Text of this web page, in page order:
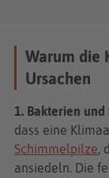
Warum die
Ursachen
1. Bakterien und
dass eine
Schimmelpilze,
ansiedeln. Die